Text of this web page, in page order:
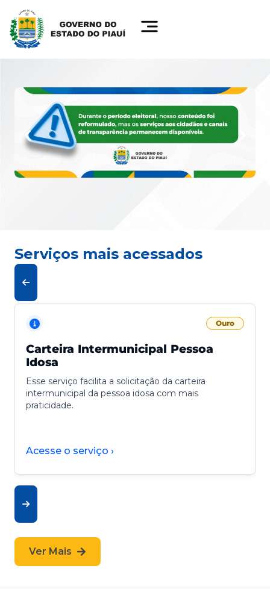
Serviços mais acessados
Ouro
Carteira Intermunicipal Pessoa
Idosa
Esse serviço facilita a solicitação da carteira
intermunicipal da pessoa idosa com mais
praticidade.
Acesse o serviço ›
Ver Mais